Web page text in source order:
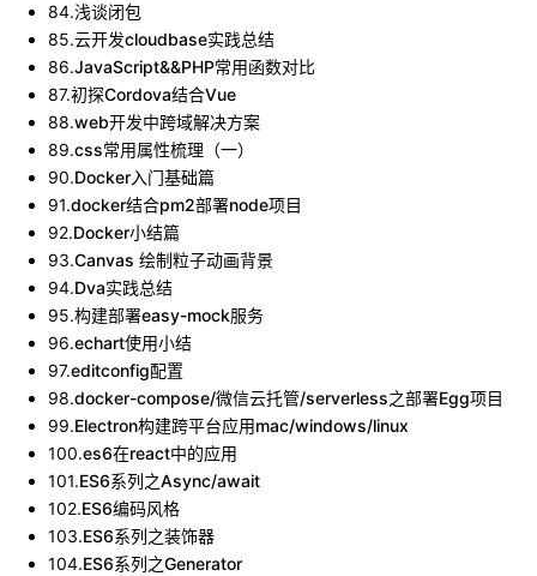
84.浅谈闭包
85.云开发cloudbase实践总结
86.JavaScript&&PHP常用函数对比
87.初探Cordova结合Vue
88.web开发中跨域解决方案
89.css常用属性梳理（一）
90.Docker入门基础篇
91.docker结合pm2部署node项目
92.Docker小结篇
93.Canvas 绘制粒子动画背景
94.Dva实践总结
95.构建部署easy-mock服务
96.echart使用小结
97.editconfig配置
98.docker-compose/微信云托管/serverless之部署Egg项目
99.Electron构建跨平台应用mac/windows/linux
100.es6在react中的应用
101.ES6系列之Async/await
102.ES6编码风格
103.ES6系列之装饰器
104.ES6系列之Generator